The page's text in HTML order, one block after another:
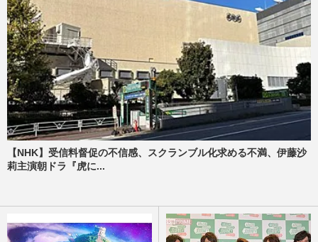
【NHK】受信料督促の不信感、スクランブル化求める不満、伊藤沙
莉主演朝ドラ『虎に...